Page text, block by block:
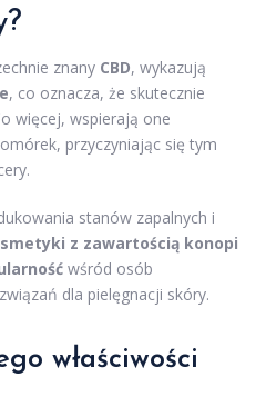
znany CBD, wykazują
, co oznacza, że skutecznie
więcej, wspierają one
przyczyniając się tym
stanów zapalnych i
z zawartością konopi
wśród osób
dla pielęgnacji skóry.
właściwości